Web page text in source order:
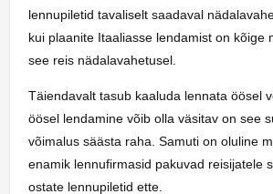
lennupiletid tavaliselt saadaval
kui plaanite Itaaliasse lendamist on kõige
see reis nädalavahetusel.
Täiendavalt tasub kaaluda lennata öösel
öösel lendamine võib olla väsitav on see
võimalus säästa raha. Samuti on oluline
enamik lennufirmasid pakuvad reisijatele
ostate lennupiletid ette.